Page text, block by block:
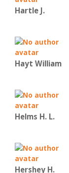
Hartle J.
Hayt William
Helms H. L.
Hershey H.